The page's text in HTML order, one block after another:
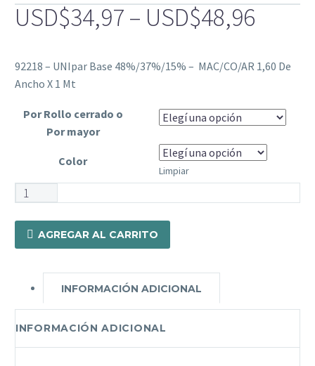
USD$34,97 – USD$48,96
92218 – UNIpar Base 48%/37%/15% – MAC/CO/AR 1,60 De
Ancho X 1 Mt
Por Rollo cerrado o
Por mayor
Color
Limpiar
92218
UNIpar
MAC/CO/AR
1,60
De
Ancho
AGREGAR AL CARRITO
INFORMACIÓN ADICIONAL
INFORMACIÓN ADICIONAL